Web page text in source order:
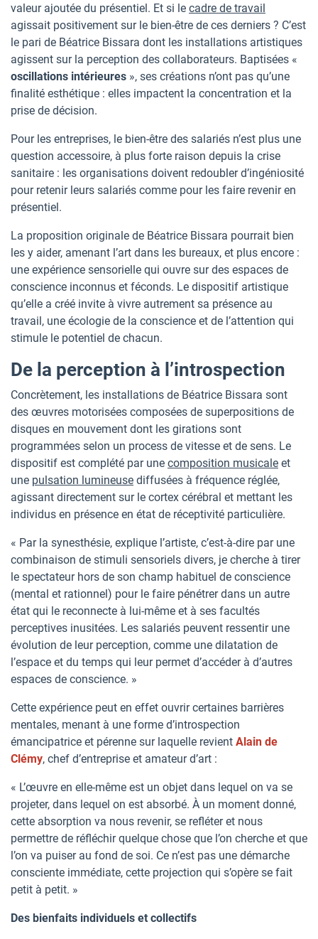
valeur ajoutée du présentiel. Et si le cadre de travail
agissait positivement sur le bien-être de ces derniers ? C’est
le pari de Béatrice Bissara dont les installations artistiques
agissent sur la perception des collaborateurs. Baptisées «
oscillations intérieures », ses créations n’ont pas qu’une
finalité esthétique : elles impactent la concentration et la
prise de décision.
Pour les entreprises, le bien-être des salariés n’est plus une
question accessoire, à plus forte raison depuis la crise
sanitaire : les organisations doivent redoubler d’ingéniosité
pour retenir leurs salariés comme pour les faire revenir en
présentiel.
La proposition originale de Béatrice Bissara pourrait bien
les y aider, amenant l’art dans les bureaux, et plus encore :
une expérience sensorielle qui ouvre sur des espaces de
conscience inconnus et féconds. Le dispositif artistique
qu’elle a créé invite à vivre autrement sa présence au
travail, une écologie de la conscience et de l’attention qui
stimule le potentiel de chacun.
De la perception à l’introspection
Concrètement, les installations de Béatrice Bissara sont
des œuvres motorisées composées de superpositions de
disques en mouvement dont les girations sont
programmées selon un process de vitesse et de sens. Le
dispositif est complété par une composition musicale et
une pulsation lumineuse diffusées à fréquence réglée,
agissant directement sur le cortex cérébral et mettant les
individus en présence en état de réceptivité particulière.
« Par la synesthésie, explique l’artiste, c’est-à-dire par une
combinaison de stimuli sensoriels divers, je cherche à tirer
le spectateur hors de son champ habituel de conscience
(mental et rationnel) pour le faire pénétrer dans un autre
état qui le reconnecte à lui-même et à ses facultés
perceptives inusitées. Les salariés peuvent ressentir une
évolution de leur perception, comme une dilatation de
l’espace et du temps qui leur permet d’accéder à d’autres
espaces de conscience. »
Cette expérience peut en effet ouvrir certaines barrières
mentales, menant à une forme d’introspection
émancipatrice et pérenne sur laquelle revient Alain de
Clémy, chef d’entreprise et amateur d’art :
« L’œuvre en elle-même est un objet dans lequel on va se
projeter, dans lequel on est absorbé. À un moment donné,
cette absorption va nous revenir, se refléter et nous
permettre de réfléchir quelque chose que l’on cherche et que
l’on va puiser au fond de soi. Ce n’est pas une démarche
consciente immédiate, cette projection qui s’opère se fait
petit à petit. »
Des bienfaits individuels et collectifs